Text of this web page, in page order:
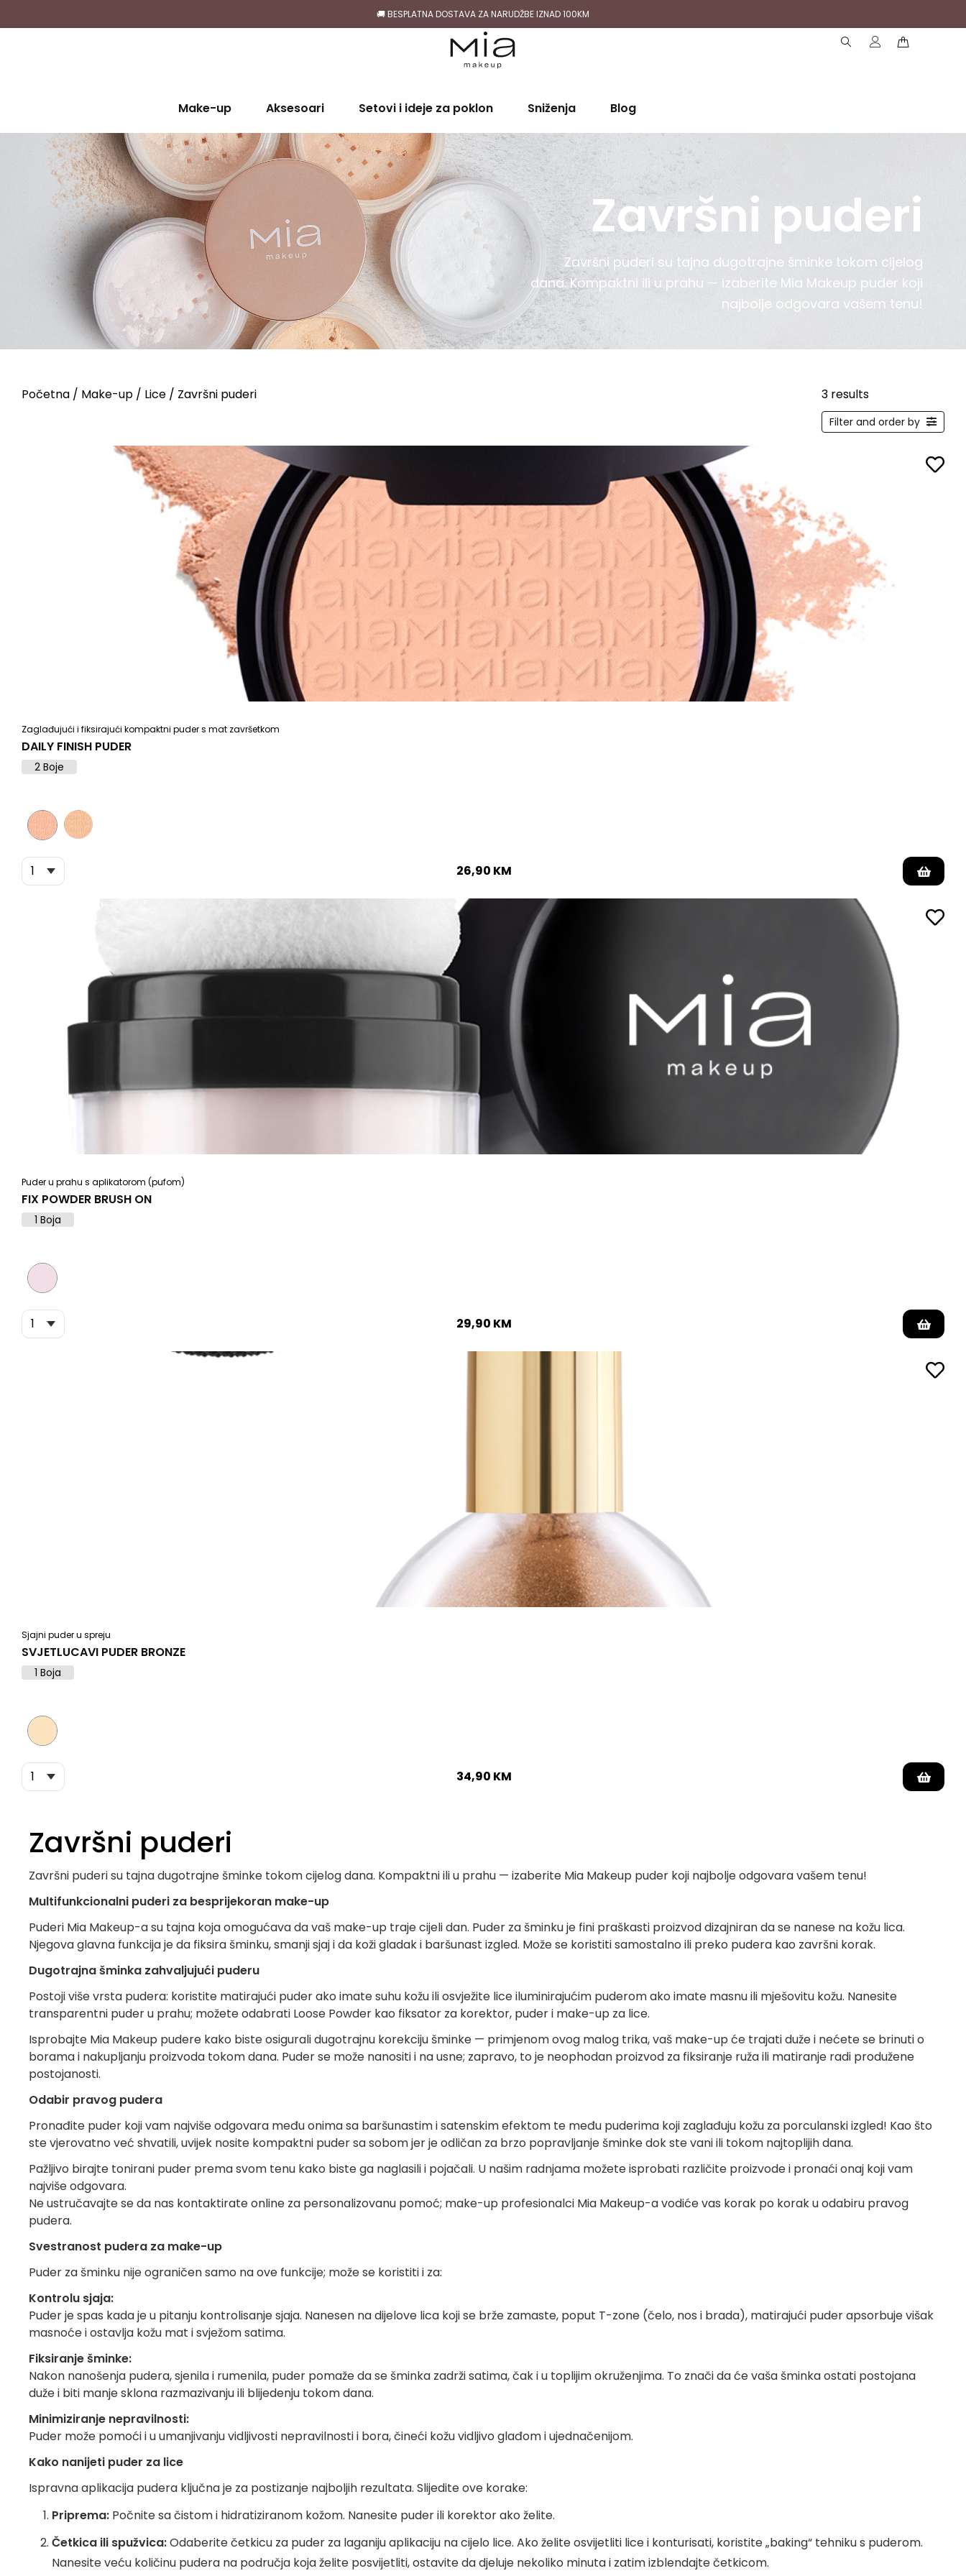
🚚 BESPLATNA DOSTAVA ZA NARUDŽBE IZNAD 100KM
Make-up Aksesoari Setovi i ideje za poklon Sniženja Blog
Završni puderi
Završni puderi su tajna dugotrajne šminke tokom cijelog
dana. Kompaktni ili u prahu — izaberite Mia Makeup puder koji
najbolje odgovara vašem tenu!
Početna / Make-up / Lice / Završni puderi 3 results
Filter and order by
Zaglađujući i fiksirajući kompaktni puder s mat završetkom
DAILY FINISH PUDER
2 Boje
26,90 KM
Puder u prahu s aplikatorom (pufom)
FIX POWDER BRUSH ON
1 Boja
29,90 KM
Sjajni puder u spreju
SVJETLUCAVI PUDER BRONZE
1 Boja
34,90 KM
Završni puderi
Završni puderi su tajna dugotrajne šminke tokom cijelog dana. Kompaktni ili u prahu — izaberite Mia Makeup puder koji najbolje odgovara vašem tenu!
Multifunkcionalni puderi za besprijekoran make-up
Puderi Mia Makeup-a su tajna koja omogućava da vaš make-up traje cijeli dan. Puder za šminku je fini praškasti proizvod dizajniran da se nanese na kožu lica.
Njegova glavna funkcija je da fiksira šminku, smanji sjaj i da koži gladak i baršunast izgled. Može se koristiti samostalno ili preko pudera kao završni korak.
Dugotrajna šminka zahvaljujući puderu
Postoji više vrsta pudera: koristite matirajući puder ako imate suhu kožu ili osvježite lice iluminirajućim puderom ako imate masnu ili mješovitu kožu. Nanesite
transparentni puder u prahu; možete odabrati Loose Powder kao fiksator za korektor, puder i make-up za lice.
Isprobajte Mia Makeup pudere kako biste osigurali dugotrajnu korekciju šminke — primjenom ovog malog trika, vaš make-up će trajati duže i nećete se brinuti o
borama i nakupljanju proizvoda tokom dana. Puder se može nanositi i na usne; zapravo, to je neophodan proizvod za fiksiranje ruža ili matiranje radi produžene
postojanosti.
Odabir pravog pudera
Pronađite puder koji vam najviše odgovara među onima sa baršunastim i satenskim efektom te među puderima koji zaglađuju kožu za porculanski izgled! Kao što
ste vjerovatno već shvatili, uvijek nosite kompaktni puder sa sobom jer je odličan za brzo popravljanje šminke dok ste vani ili tokom najtoplijih dana.
Pažljivo birajte tonirani puder prema svom tenu kako biste ga naglasili i pojačali. U našim radnjama možete isprobati različite proizvode i pronaći onaj koji vam
najviše odgovara.
Ne ustručavajte se da nas kontaktirate online za personalizovanu pomoć; make-up profesionalci Mia Makeup-a vodiće vas korak po korak u odabiru pravog
pudera.
Svestranost pudera za make-up
Puder za šminku nije ograničen samo na ove funkcije; može se koristiti i za:
Kontrolu sjaja:
Puder je spas kada je u pitanju kontrolisanje sjaja. Nanesen na dijelove lica koji se brže zamaste, poput T-zone (čelo, nos i brada), matirajući puder apsorbuje višak
masnoće i ostavlja kožu mat i svježom satima.
Fiksiranje šminke:
Nakon nanošenja pudera, sjenila i rumenila, puder pomaže da se šminka zadrži satima, čak i u toplijim okruženjima. To znači da će vaša šminka ostati postojana
duže i biti manje sklona razmazivanju ili blijedenju tokom dana.
Minimiziranje nepravilnosti:
Puder može pomoći i u umanjivanju vidljivosti nepravilnosti i bora, čineći kožu vidljivo glađom i ujednačenijom.
Kako nanijeti puder za lice
Ispravna aplikacija pudera ključna je za postizanje najboljih rezultata. Slijedite ove korake:
Priprema: Počnite sa čistom i hidratiziranom kožom. Nanesite puder ili korektor ako želite.
Četkica ili spužvica:Odaberite četkicu za puder za laganiju aplikaciju na cijelo lice. Ako želite osvijetliti lice i konturisati, koristite „baking“ tehniku s puderom.
Nanesite veću količinu pudera na područja koja želite posvijetliti, ostavite da djeluje nekoliko minuta i zatim izblendajte četkicom.